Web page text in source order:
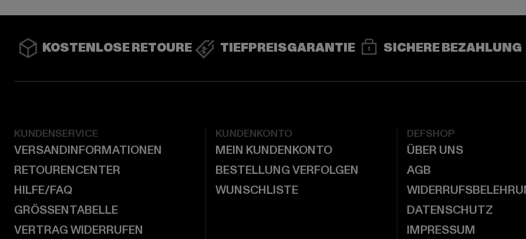
KOSTENLOSE RETOURE TIEFPREISGARANTIE SICHERE BEZAHLUNG
KUNDENSERVICE
VERSANDINFORMATIONEN
RETOURENCENTER
HILFE/FAQ
GRÖSSENTABELLE
VERTRAG WIDERRUFEN
KUNDENKONTO
MEIN KUNDENKONTO
BESTELLUNG VERFOLGEN
WUNSCHLISTE
DEFSHOP
ÜBER UNS
AGB
DATENSCHUTZ
IMPRESSUM